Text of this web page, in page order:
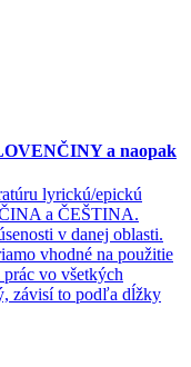
a naopak
lyrickú/epickú
a ČEŠTINA.
v danej oblasti.
vhodné na použitie
vo všetkých
závisí to podľa dĺžky